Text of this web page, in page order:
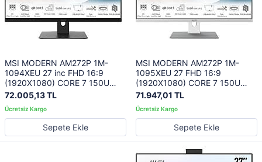
MSI MODERN AM272P 1M-
1094XEU 27 inc FHD 16:9
(1920X1080) CORE 7 150U
16GB DDR5 1TB SSD FDOS
SIYAH AIO PC
72.005,13 TL
Sepete Ekle
MSI MODERN AM272P 1M-
1095XEU 27 FHD 16:9
(1920X1080) CORE 7 150U
16GB DDR5 1TB SSD FDOS
BEYAZ AIO PC
71.947,01 TL
Sepete Ekle